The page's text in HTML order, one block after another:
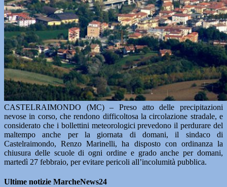
CASTELRAIMONDO (MC) – Preso atto delle precipitazioni
nevose in corso, che rendono difficoltosa la circolazione stradale, e
considerato che i bollettini meteorologici prevedono il perdurare del
maltempo anche per la giornata di domani, il sindaco di
Castelraimondo, Renzo Marinelli, ha disposto con ordinanza la
chiusura delle scuole di ogni ordine e grado anche per domani,
martedì 27 febbraio, per evitare pericoli all’incolumità pubblica.
Ultime notizie MarcheNews24